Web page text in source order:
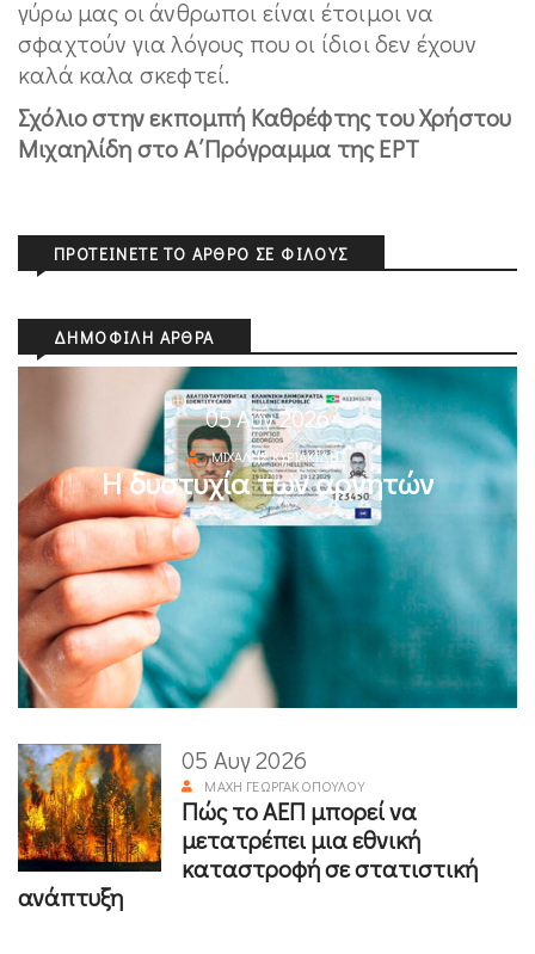
γύρω μας οι άνθρωποι είναι έτοιμοι να
σφαχτούν για λόγους που οι ίδιοι δεν έχουν
καλά καλα σκεφτεί.
Σχόλιο στην εκπομπή Καθρέφτης του Χρήστου
Μιχαηλίδη στo Α΄Πρόγραμμα της ΕΡΤ
ΠΡΟΤΕΊΝΕΤΕ ΤΟ ΆΡΘΡΟ ΣΕ ΦΊΛΟΥΣ
ΔΗΜΟΦΙΛΉ ΆΡΘΡΑ
05 Αυγ 2026
ΜΙΧΆΛΗΣ ΚΥΡΙΑΚΊΔΗΣ
Η δυστυχία των αρνητών
05 Αυγ 2026
ΜΆΧΗ ΓΕΩΡΓΑΚΟΠΟΎΛΟΥ
Πώς το ΑΕΠ μπορεί να
μετατρέπει μια εθνική
καταστροφή σε στατιστική
ανάπτυξη